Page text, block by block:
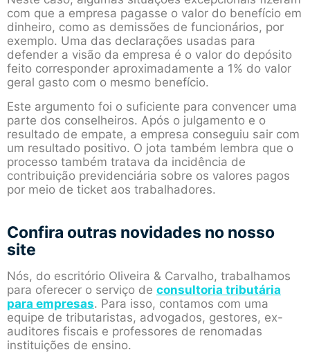
com que a empresa pagasse o valor do benefício em
dinheiro, como as demissões de funcionários, por
exemplo. Uma das declarações usadas para
defender a visão da empresa é o valor do depósito
feito corresponder aproximadamente a 1% do valor
geral gasto com o mesmo benefício.
Este argumento foi o suficiente para convencer uma
parte dos conselheiros. Após o julgamento e o
resultado de empate, a empresa conseguiu sair com
um resultado positivo. O jota também lembra que o
processo também tratava da incidência de
contribuição previdenciária sobre os valores pagos
por meio de ticket aos trabalhadores.
Confira outras novidades no nosso
site
Nós, do escritório Oliveira & Carvalho, trabalhamos
para oferecer o serviço de consultoria tributária
para empresas. Para isso, contamos com uma
equipe de tributaristas, advogados, gestores, ex-
auditores fiscais e professores de renomadas
instituições de ensino.